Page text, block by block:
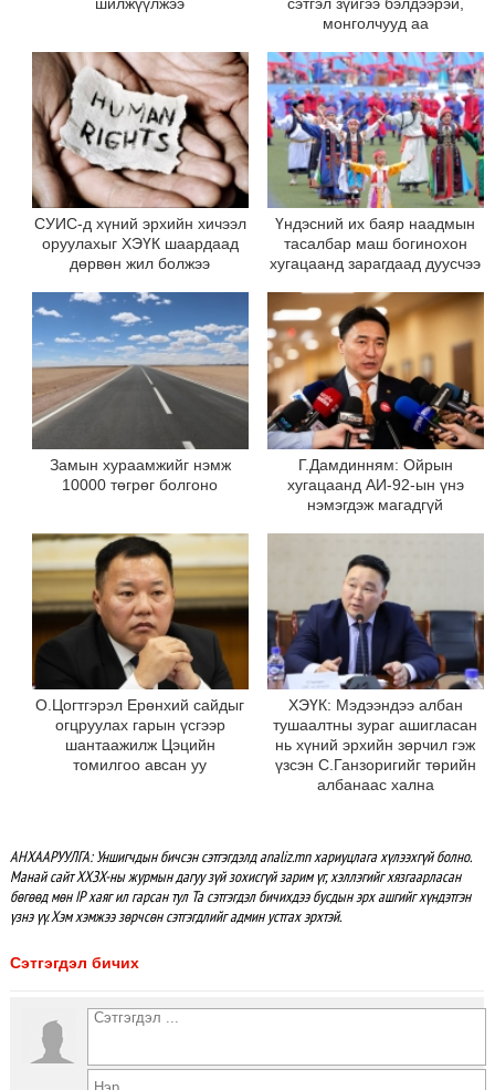
монголчууд аа
СУИС-д хүний эрхийн хичээл
оруулахыг ХЭҮК шаардаад
дөрвөн жил болжээ
Үндэсний их баяр наадмын
тасалбар маш богинохон
хугацаанд зарагдаад дуусчээ
Замын хураамжийг нэмж
10000 төгрөг болгоно
Г.Дамдинням: Ойрын
хугацаанд АИ-92-ын үнэ
нэмэгдэж магадгүй
О.Цогтгэрэл Ерөнхий сайдыг
огцруулах гарын үсгээр
шантаажилж Цэцийн
томилгоо авсан уу
ХЭҮК: Мэдээндээ албан
тушаалтны зураг ашигласан
нь хүний эрхийн зөрчил гэж
үзсэн С.Ганзоригийг төрийн
албанаас хална
АНХААРУУЛГА: Уншигчдын бичсэн сэтгэгдэлд analiz.mn хариуцлага хүлээхгүй болно.
Манай сайт ХХЗХ-ны журмын дагуу зүй зохисгүй зарим үг, хэллэгийг хязгаарласан
бөгөөд мөн IP хаяг ил гарсан тул Та сэтгэгдэл бичихдээ бусдын эрх ашгийг хүндэтгэн
үзнэ үү. Хэм хэмжээ зөрчсөн сэтгэгдлийг админ устгах эрхтэй.
Сэтгэгдэл бичих